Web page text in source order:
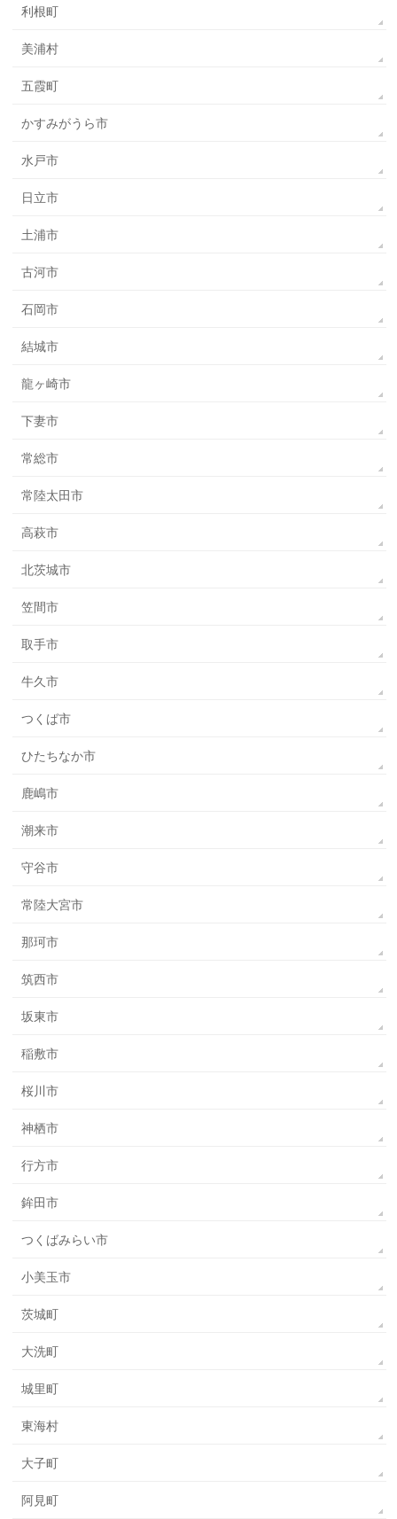
利根町
美浦村
五霞町
かすみがうら市
水戸市
日立市
土浦市
古河市
石岡市
結城市
龍ヶ崎市
下妻市
常総市
常陸太田市
高萩市
北茨城市
笠間市
取手市
牛久市
つくば市
ひたちなか市
鹿嶋市
潮来市
守谷市
常陸大宮市
那珂市
筑西市
坂東市
稲敷市
桜川市
神栖市
行方市
鉾田市
つくばみらい市
小美玉市
茨城町
大洗町
城里町
東海村
大子町
阿見町